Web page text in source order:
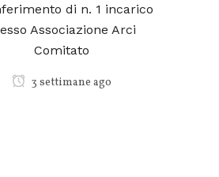
di n. 1 incarico
Associazione Arci
Comitato
3 settimane ago